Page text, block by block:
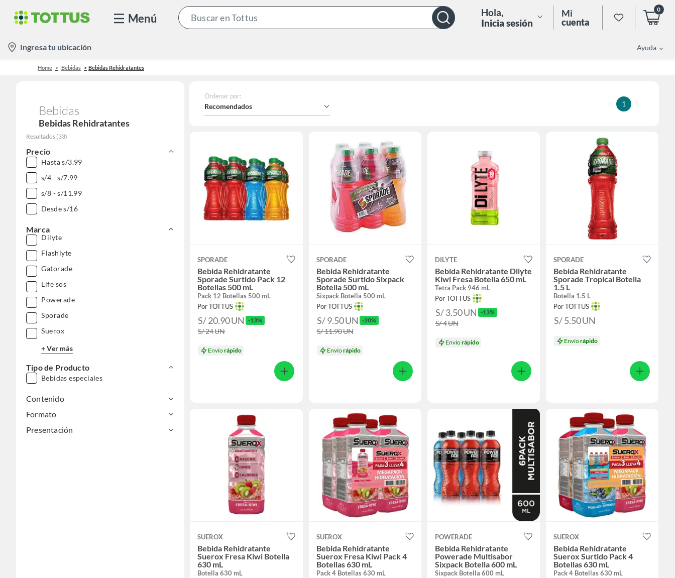
Menú
Bar
Hola,
Inicia sesión
Mi
cuenta
0
location-
icon
Ingresa tu ubicación Ayuda
Home Bebidas Bebidas Rehidratantes
Bebidas
Bebidas Rehidratantes
Resultados (33)
Precio
Hasta s/3.99
s/4 - s/7.99
s/8 - s/11.99
Desde s/16
Marca
Dilyte
Flashlyte
Gatorade
Life sos
Powerade
Sporade
Suerox
+ Ver más
Tipo de Producto
Bebidas especiales
Contenido
Formato
Presentación
Ordenar por:
Recomendados 1
SPORADE
Bebida Rehidratante
Sporade Surtido Pack 12
Botellas 500 mL
Pack 12 Botellas 500 mL
Por TOTTUS
S/ 20.90UN -13%
S/ 24UN
Envíorápido
SPORADE
Bebida Rehidratante
Sporade Surtido Sixpack
Botella 500 mL
Sixpack Botella 500 mL
Por TOTTUS
S/ 9.50UN -20%
S/ 11.90UN
Envíorápido
DILYTE
Bebida Rehidratante Dilyte
Kiwi Fresa Botella 650 mL
Tetra Pack 946 mL
Por TOTTUS
S/ 3.50UN -13%
S/ 4UN
Envíorápido
SPORADE
Bebida Rehidratante
Sporade Tropical Botella
1.5 L
Botella 1.5 L
Por TOTTUS
S/ 5.50UN
Envíorápido
SUEROX
Bebida Rehidratante
Suerox Fresa Kiwi Botella
630 mL
Botella 630 mL
SUEROX
Bebida Rehidratante
Suerox Fresa Kiwi Pack 4
Botellas 630 mL
Pack 4 Botellas 630 mL
POWERADE
Bebida Rehidratante
Powerade Multisabor
Sixpack Botella 600 mL
Sixpack Botella 600 mL
SUEROX
Bebida Rehidratante
Suerox Surtido Pack 4
Botellas 630 mL
Pack 4 Botellas 630 mL